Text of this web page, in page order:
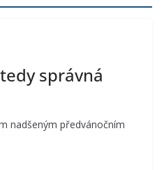
správná
nadšeným předvánočním